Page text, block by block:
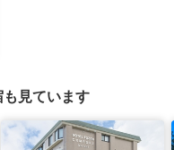
も見ています